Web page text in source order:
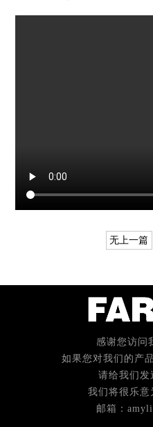
无上一篇
感谢您访问
如果您对我们的产
请给我们发
我们将很乐意
邮箱：